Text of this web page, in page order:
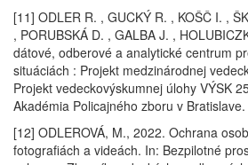
[11] ODLER R. , GUCKÝ R. , KOŠČ I. ,
, PORUBSKÁ D. , GALBA J. ,
dátové, odberové a analytické centrum
situáciách : Projekt medzinárodnej
Projekt vedeckovýskumnej úlohy VÝSK
Akadémia Policajného zboru v Bratislave.
[12] ODLEROVÁ, M., 2022. Ochrana
fotografiách a videách. In: Bezpilotné